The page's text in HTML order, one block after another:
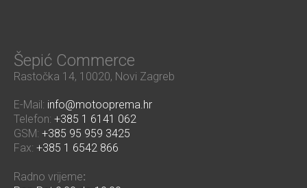
Šepić Commerce
Rastočka 14, 10020, Novi Zagreb
E-Mail: info@motooprema.hr
Telefon: +385 1 6141 062
GSM: +385 95 959 3425
Fax: +385 1 6542 866
Radno vrijeme: